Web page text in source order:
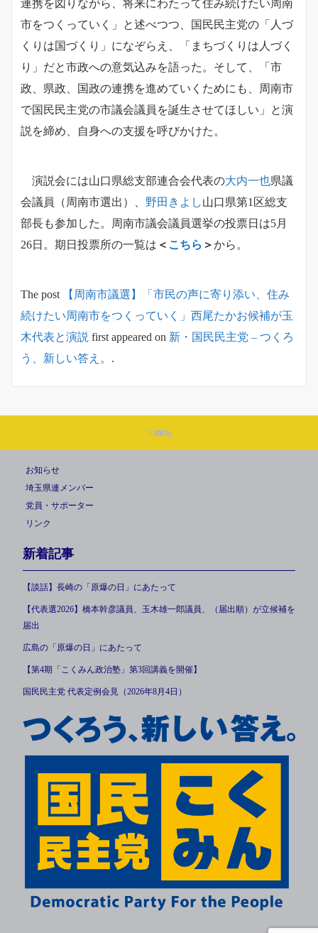
連携を図りながら、将来にわたって住み続けたい周南
市をつくっていく」と述べつつ、国民民主党の「人づ
くりは国づくり」になぞらえ、「まちづくりは人づく
り」だと市政への意気込みを語った。そして、「市
政、県政、国政の連携を進めていくためにも、周南市
で国民民主党の市議会議員を誕生させてほしい」と演
説を締め、自身への支援を呼びかけた。
演説会には山口県総支部連合会代表の大内一也県議
会議員（周南市選出）、 野田きよし山口県第1区総支
部長も参加した。周南市議会議員選挙の投票日は5月
26日。期日投票所の一覧は ＜ こちら ＞から。
The post
【周南市議選】「市民の声に寄り添い、住み
続けたい周南市をつくっていく」西尾たかお候補が玉
木代表と演説 first appeared on 新・国民民主党 – つくろ
う、新しい答え。 .
お知らせ
埼玉県連メンバー
党員・サポーター
リンク
新着記事
【談話】長崎の「原爆の日」にあたって
【代表選2026】橋本幹彦議員、玉木雄一郎議員、（届出順）が立候補を
届出
広島の「原爆の日」にあたって
【第4期「こくみん政治塾」第3回講義を開催】
国民民主党 代表定例会見（2026年8月4日）